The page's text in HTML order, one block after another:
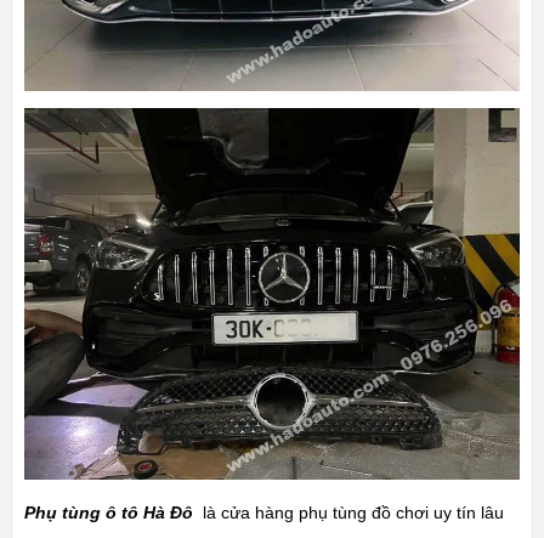
Phụ tùng ô tô Hà Đô
là cửa hàng phụ tùng đồ chơi uy tín lâu